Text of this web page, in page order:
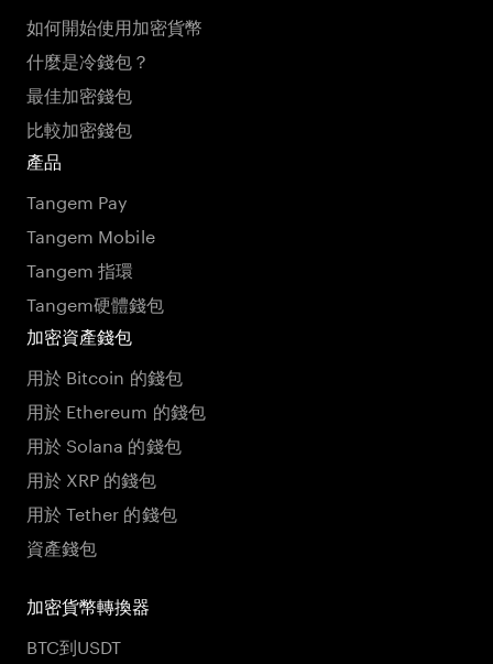
如何開始使用加密貨幣
什麼是冷錢包？
最佳加密錢包
比較加密錢包
產品
Tangem Pay
Tangem Mobile
Tangem 指環
Tangem硬體錢包
加密資產錢包
用於 Bitcoin 的錢包
用於 Ethereum 的錢包
用於 Solana 的錢包
用於 XRP 的錢包
用於 Tether 的錢包
資產錢包
加密貨幣轉換器
BTC到USDT